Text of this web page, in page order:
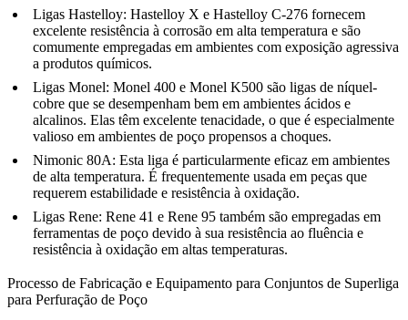
Ligas Hastelloy: Hastelloy X e Hastelloy C-276 fornecem
excelente resistência à corrosão em alta temperatura e são
comumente empregadas em ambientes com exposição agressiva
a produtos químicos.
Ligas Monel: Monel 400 e Monel K500 são ligas de níquel-
cobre que se desempenham bem em ambientes ácidos e
alcalinos. Elas têm excelente tenacidade, o que é especialmente
valioso em ambientes de poço propensos a choques.
Nimonic 80A: Esta liga é particularmente eficaz em ambientes
de alta temperatura. É frequentemente usada em peças que
requerem estabilidade e resistência à oxidação.
Ligas Rene: Rene 41 e Rene 95 também são empregadas em
ferramentas de poço devido à sua resistência ao fluência e
resistência à oxidação em altas temperaturas.
Processo de Fabricação e Equipamento para Conjuntos de Superliga
para Perfuração de Poço